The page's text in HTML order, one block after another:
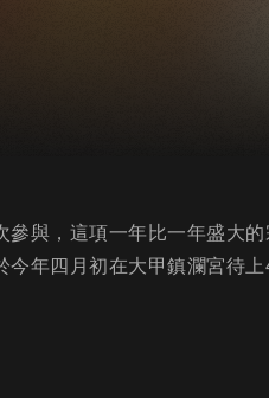
與，這項一年比一年盛大
年四月初在大甲鎮瀾宮待